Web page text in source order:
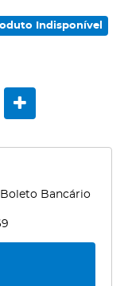
Indisponível
Bancário